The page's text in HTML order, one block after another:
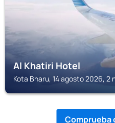
Al Khatiri Hotel
Kota Bharu, 14 agosto 2026, 2
Comprueba